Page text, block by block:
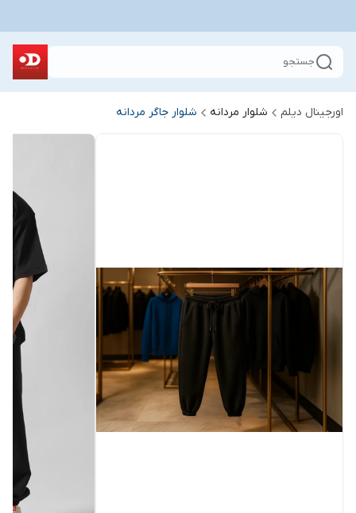
جستجو
اورجینال دیلم شلوار مردانه شلوار جاگر مردانه